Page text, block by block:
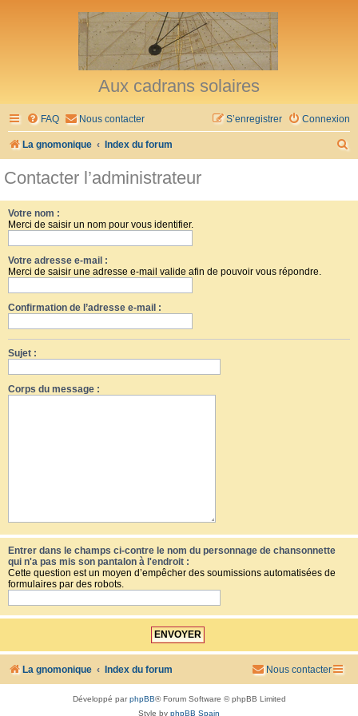
Aux cadrans solaires
FAQ Nous contacter Connexion
S’enregistrer
La gnomonique Index du forum
Contacter l’administrateur
Votre nom :
Merci de saisir un nom pour vous identifier.
Votre adresse e-mail :
Merci de saisir une adresse e-mail valide afin de pouvoir vous répondre.
Confirmation de l’adresse e-mail :
Sujet :
Corps du message :
Entrer dans le champs ci-contre le nom du personnage de chansonnette
qui n'a pas mis son pantalon à l'endroit :
Cette question est un moyen d’empêcher des soumissions automatisées de
formulaires par des robots.
La gnomonique Index du forum Nous contacter
Développé parphpBB® Forum Software © phpBB Limited
Style by phpBB Spain